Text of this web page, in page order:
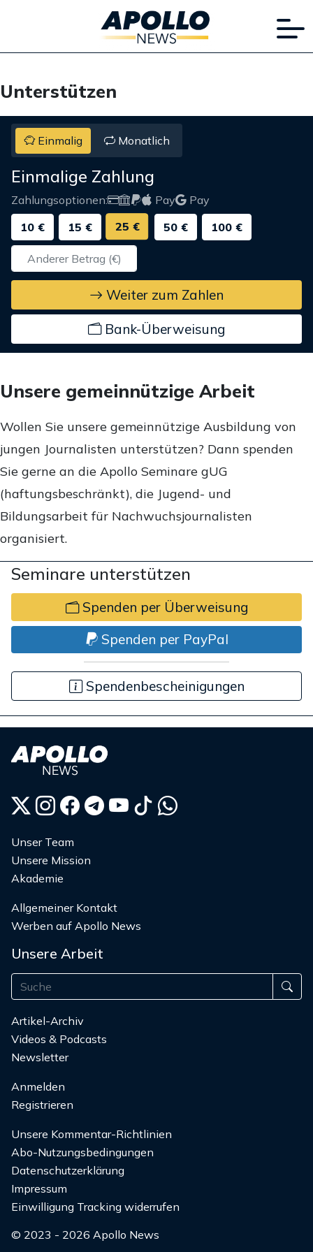
Unterstützen
Einmalig Monatlich
Einmalige Zahlung
Zahlungsoptionen: Pay
Pay
10 €
15 € 25 € 50 € 100 €
Weiter zum Zahlen
Bank-Überweisung
Unsere gemeinnützige Arbeit
Wollen Sie unsere gemeinnützige Ausbildung von
jungen Journalisten unterstützen? Dann spenden
Sie gerne an die Apollo Seminare gUG
(haftungsbeschränkt), die Jugend- und
Bildungsarbeit für Nachwuchsjournalisten
organisiert.
Seminare unterstützen
Spenden per Überweisung
Spenden per PayPal
Spendenbescheinigungen
Unser Team
Unsere Mission
Akademie
Allgemeiner Kontakt
Werben auf Apollo News
Unsere Arbeit
Artikel-Archiv
Videos & Podcasts
Newsletter
Anmelden
Registrieren
Unsere Kommentar-Richtlinien
Abo-Nutzungsbedingungen
Datenschutzerklärung
Impressum
Einwilligung Tracking widerrufen
© 2023 - 2026 Apollo News